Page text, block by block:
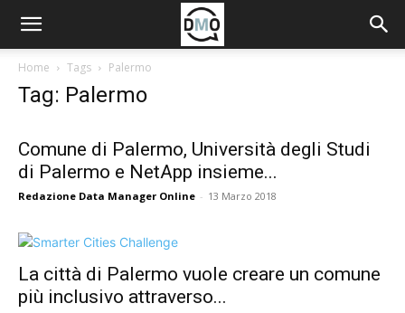
Home Tags Palermo
Tag: Palermo
Comune di Palermo, Università degli Studi
di Palermo e NetApp insieme...
Redazione Data Manager Online - 13 Marzo 2018
La città di Palermo vuole creare un comune
più inclusivo attraverso...